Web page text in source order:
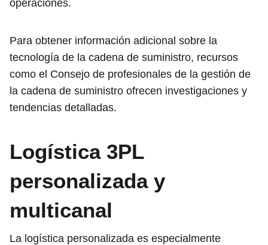
operaciones.
Para obtener información adicional sobre la
tecnología de la cadena de suministro, recursos
como el Consejo de profesionales de la gestión de
la cadena de suministro ofrecen investigaciones y
tendencias detalladas.
Logística 3PL
personalizada y
multicanal
La logística personalizada es especialmente